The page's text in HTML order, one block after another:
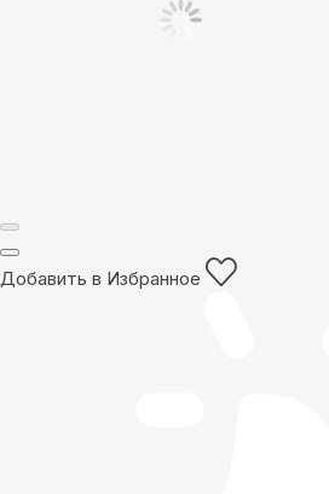
Добавить в Избранное